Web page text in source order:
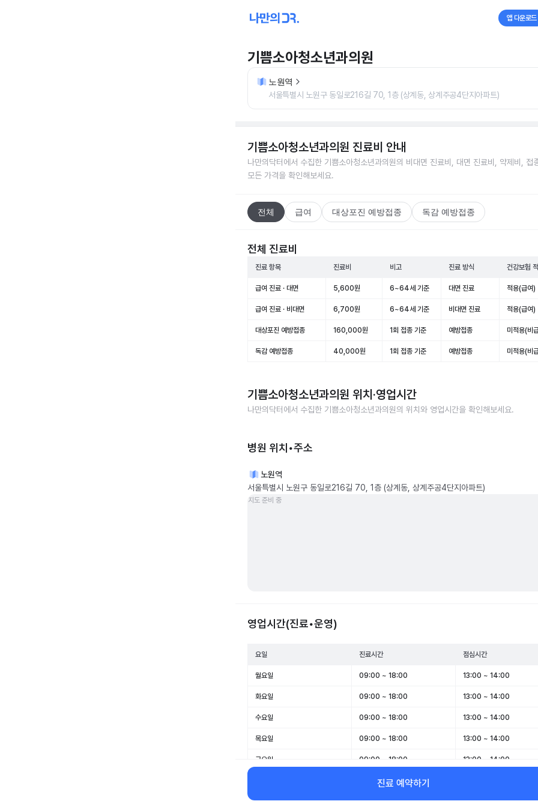
앱 다운로드
기쁨소아청소년과의원
노원역
서울특별시 노원구 동일로216길 70, 1층 (상계동, 상계주공4단지아파트)
기쁨소아청소년과의원 진료비 안내
나만의닥터에서 수집한 기쁨소아청소년과의원의 비대면 진료비, 대면 진료비, 약제비, 접
모든 가격을 확인해보세요.
전체 급여 대상포진 예방접종 독감 예방접종
전체 진료비
진료 항목 진료비 비고 진료 방식 건강보험
급여 진료 · 대면 5,600원 6~64세 기준 대면 진료 적용(급여)
급여 진료 · 비대면 6,700원 6~64세 기준 비대면 진료 적용(급여)
대상포진 예방접종 160,000원 1회 접종 기준 예방접종 미적용(비
독감 예방접종 40,000원 1회 접종 기준 예방접종 미적용(비
기쁨소아청소년과의원 위치·영업시간
나만의닥터에서 수집한 기쁨소아청소년과의원의 위치와 영업시간을 확인해보세요.
병원 위치•주소
노원역
서울특별시 노원구 동일로216길 70, 1층 (상계동, 상계주공4단지아파트)
지도 준비 중
영업시간(진료•운영)
요일 진료시간 점심시간
월요일 09:00 ~ 18:00 13:00 ~ 14:00
화요일 09:00 ~ 18:00 13:00 ~ 14:00
수요일 09:00 ~ 18:00 13:00 ~ 14:00
목요일 09:00 ~ 18:00 13:00 ~ 14:00
금요일 09:00 ~ 18:00 13:00 ~ 14:00
09:00 ~ 13:00
일요일 휴무 -
진료 예약하기